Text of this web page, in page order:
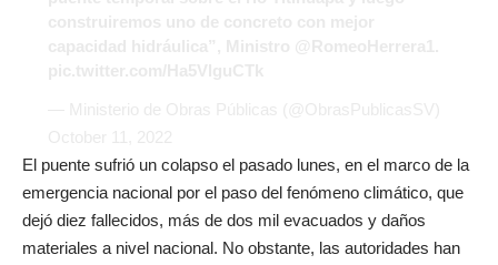
El puente sufrió un colapso el pasado lunes, en el marco de la
emergencia nacional por el paso del fenómeno climático, que
dejó diez fallecidos, más de dos mil evacuados y daños
materiales a nivel nacional. No obstante, las autoridades han